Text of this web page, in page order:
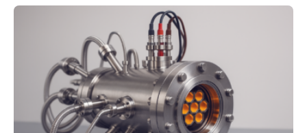
einem „Anschlussstau“. Die Stiftung
Umweltenergierecht hat den Rechtsrahmen in einem
neuen Bericht für die Praxis eingeordnet – inklusive der
Rolle von flexiblen Netzanschlussvereinbarungen. Der
Netzanschluss von Erneuerbare-Energien-Anlagen
(EE-Anlagen) ist entscheidend für die Energiewende.
Denn ohne Anschluss an das Netz kann kein Strom